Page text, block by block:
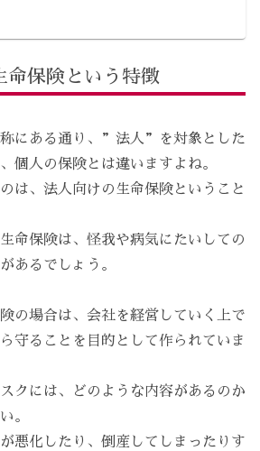
命保険という特徴
にある通り、”法人”を対象とした
個人の保険とは違いますよね。
は、法人向けの生命保険ということ
命保険は、怪我や病気にたいしての
あるでしょう。
の場合は、会社を経営していく上で
守ることを目的として作られていま
クには、どのような内容があるのか
。
悪化したり、倒産してしまったりす